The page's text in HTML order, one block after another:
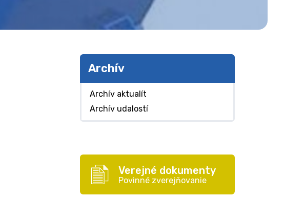
Archív
Archív aktualít
Archív udalostí
Verejné dokumenty
Povinné zverejňovanie